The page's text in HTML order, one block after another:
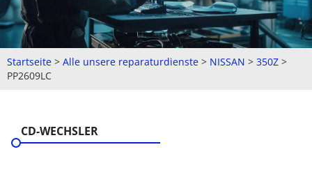
Startseite > Alle unsere reparaturdienste > NISSAN > 350Z >
PP2609LC
CD-WECHSLER